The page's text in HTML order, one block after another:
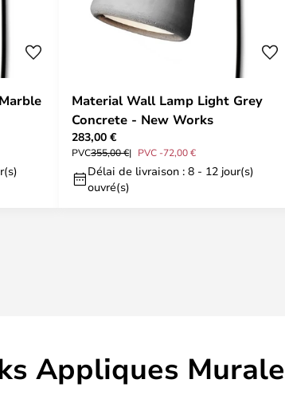
Material Wall Lamp Light Grey
Concrete - New Works
283,00 €
PVC355,00 € PVC -72,00 €
Délai de livraison : 8 - 12 jour(s)
ouvré(s)
Appliques